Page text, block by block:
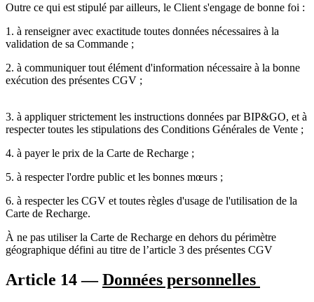
Outre ce qui est stipulé par ailleurs, le Client s'engage de bonne foi :
1. à renseigner avec exactitude toutes données nécessaires à la
validation de sa Commande ;
2. à communiquer tout élément d'information nécessaire à la bonne
exécution des présentes CGV ;
3. à appliquer strictement les instructions données par BIP&GO, et à
respecter toutes les stipulations des Conditions Générales de Vente ;
4. à payer le prix de la Carte de Recharge ;
5. à respecter l'ordre public et les bonnes mœurs ;
6. à respecter les CGV et toutes règles d'usage de l'utilisation de la
Carte de Recharge.
À ne pas utiliser la Carte de Recharge en dehors du périmètre
géographique défini au titre de l’article 3 des présentes CGV
Article 14 —Données personnelles